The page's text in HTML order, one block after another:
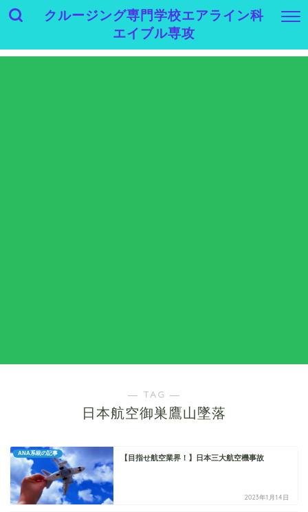
クルージング専門学校エアライン科
エイブル専攻
― TAG ―
日本航空御巣鷹山墜落
ANA系統の記事
【目指せ航空業界！】日本三大航空機事故
2023年1月14日